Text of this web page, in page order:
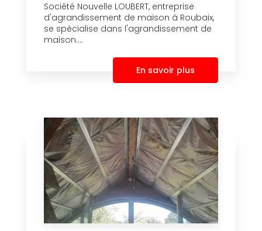
Société Nouvelle LOUBERT, entreprise
d'agrandissement de maison à Roubaix,
se spécialise dans l'agrandissement de
maison....
En savoir plus